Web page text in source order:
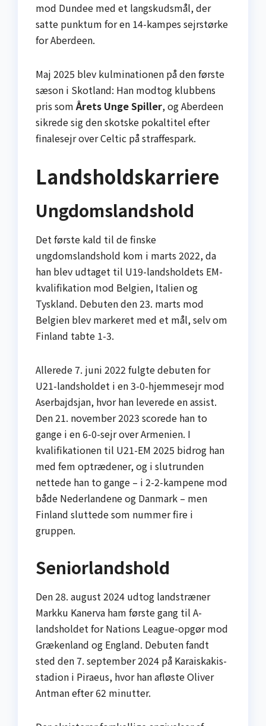
mod Dundee med et langskuds­mål, der
satte punktum for en 14-kampes sejrs­tørke
for Aberdeen.
Maj 2025 blev kulminationen på den første
sæson i Skotland: Han modtog klubbens
pris somÅrets Unge Spiller, og Aberdeen
sikrede sig den skotske pokaltitel efter
finale­sejr over Celtic på straffespark.
Landsholdskarriere
Ungdomslandshold
Det første kald til de finske
ungdomslandshold kom i marts 2022, da
han blev udtaget til U19-landsholdets EM-
kvalifikation mod Belgien, Italien og
Tyskland. Debuten den 23. marts mod
Belgien blev markeret med et mål, selv om
Finland tabte 1-3.
Allerede 7. juni 2022 fulgte debuten for
U21-landsholdet i en 3-0-hjemmesejr mod
Aserbajdsjan, hvor han leverede en assist.
Den 21. november 2023 scorede han to
gange i en 6-0-sejr over Armenien. I
kvalifikationen til U21-EM 2025 bidrog han
med fem optrædener, og i slut­runden
nettede han to gange – i 2-2-kampene mod
både Nederlandene og Danmark – men
Finland sluttede som nummer fire i
gruppen.
Seniorlandshold
Den 28. august 2024 udtog landstræner
Markku Kanerva ham første gang til A-
landsholdet for Nations League-opgør mod
Grækenland og England. Debuten fandt
sted den 7. september 2024 på Karaiskakis-
stadion i Piraeus, hvor han afløste Oliver
Antman efter 62 minutter.